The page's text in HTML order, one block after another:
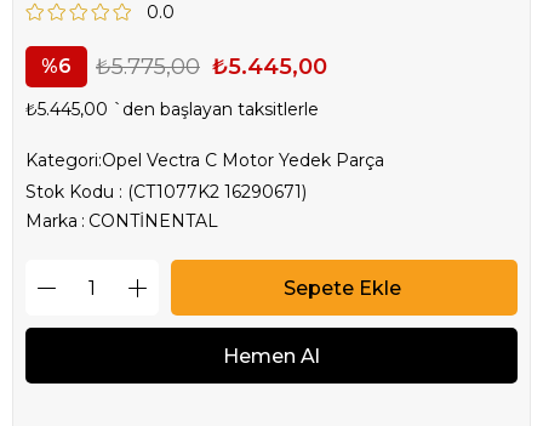
0.0
6 ₺5.775,00 ₺5.445,00
₺5.445,00 `den başlayan taksitlerle
Kategori:Opel Vectra C Motor Yedek Parça
Stok Kodu
(CT1077K2 16290671)
Marka : CONTİNENTAL